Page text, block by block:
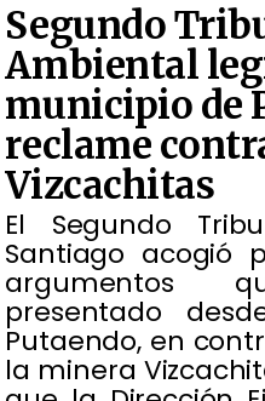
Segundo
Ambiental
municipio de
reclame
Vizcachitas
El Segundo
Santiago acogió
argumentos
presentado
Putaendo, en
la minera